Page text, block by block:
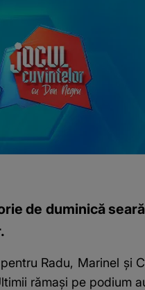
de duminică
Radu, Marinel și
rămași pe podium